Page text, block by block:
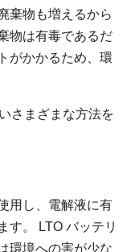
棄物も増えるから
物は有毒であるだ
がかかるため、環
さまざまな方法を
用し、電解液に有
す。 LTO バッテリ
環境への害が少な